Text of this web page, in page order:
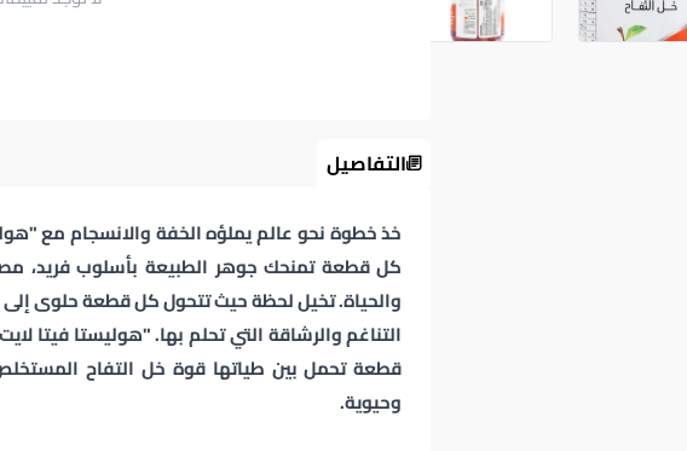
التفاصيل
خذ خطوة نحو عالم يملؤه الخفة والانسجام مع
كل قطعة تمنحك جوهر الطبيعة بأسلوب فريد،
والحياة. تخيل لحظة حيث تتحول كل قطعة حلوى
التناغم والرشاقة التي تحلم بها. "هوليستا فيتا
قطعة تحمل بين طياتها قوة خل التفاح المستخلص
وحيوية.